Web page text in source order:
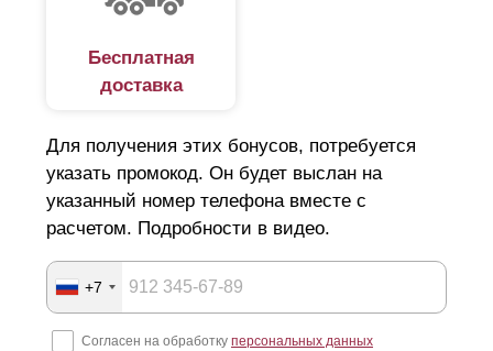
Бесплатная
доставка
Для получения этих бонусов, потребуется
указать промокод. Он будет выслан на
указанный номер телефона вместе с
расчетом. Подробности в видео.
+7
Согласен на обработку персональных данных